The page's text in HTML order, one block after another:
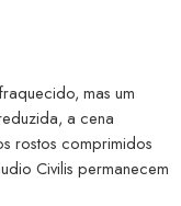
mas um
a cena
rostos comprimidos
Civilis permanecem